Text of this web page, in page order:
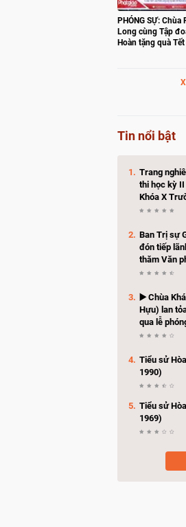
PHÓNG SỰ: Chùa
Long cùng Tập
Hoàn tặng quà
Tin nổi bật
Trang
thi học kỳ
Khóa X
Phật học
Ban Trị sự
đón tiếp
thăm Văn
Hòa Long
▶️ Chùa
Hựu) lan
qua lễ
quà hỗ trợ
Tiểu sử
1990)
Tiểu sử
1969)